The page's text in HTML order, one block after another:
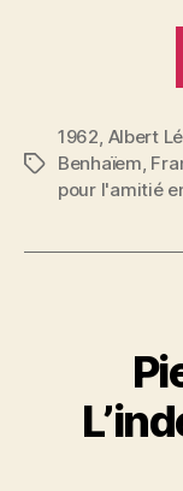
Étiquettes
1962, Albert
Benhaïem,
pour l'amitié